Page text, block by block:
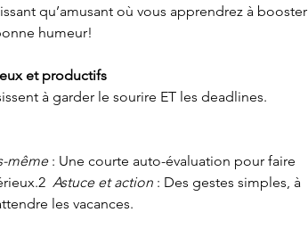
qu’amusant où vous apprendrez à booster
humeur!
et productifs
à garder le sourire ET les deadlines.
même : Une courte auto-évaluation pour faire
Astuce et action : Des gestes simples, à
les vacances.